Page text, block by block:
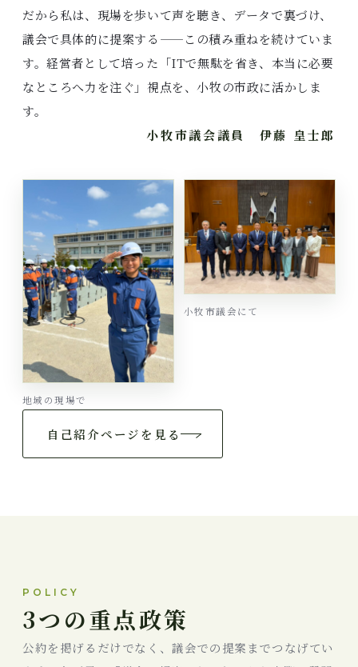
だから私は、現場を歩いて声を聴き、データで裏づけ、
議会で具体的に提案する——この積み重ねを続けていま
す。経営者として培った「ITで無駄を省き、本当に必要
なところへ力を注ぐ」視点を、小牧の市政に活かしま
す。
小牧市議会議員 伊藤 皇士郎
地域の現場で
小牧市議会にて
自己紹介ページを見る
POLICY
3つの重点政策
公約を掲げるだけでなく、議会での提案までつなげてい